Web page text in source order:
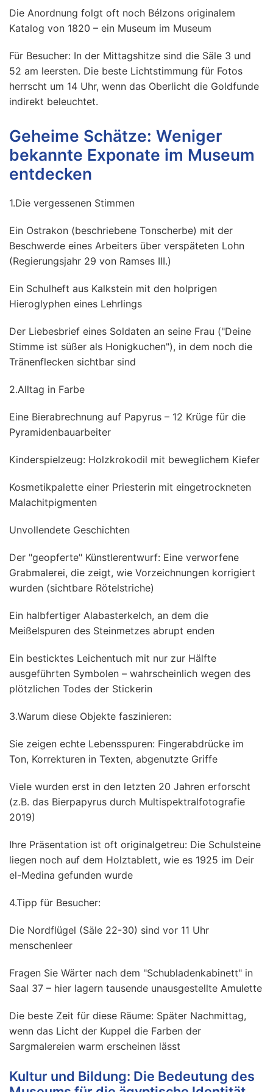
Die Anordnung folgt oft noch Bélzons originalem
Katalog von 1820 – ein Museum im Museum
Für Besucher: In der Mittagshitze sind die Säle 3 und
52 am leersten. Die beste Lichtstimmung für Fotos
herrscht um 14 Uhr, wenn das Oberlicht die Goldfunde
indirekt beleuchtet.
Geheime Schätze: Weniger
bekannte Exponate im Museum
entdecken
1.Die vergessenen Stimmen
Ein Ostrakon (beschriebene Tonscherbe) mit der
Beschwerde eines Arbeiters über verspäteten Lohn
(Regierungsjahr 29 von Ramses III.)
Ein Schulheft aus Kalkstein mit den holprigen
Hieroglyphen eines Lehrlings
Der Liebesbrief eines Soldaten an seine Frau ("Deine
Stimme ist süßer als Honigkuchen"), in dem noch die
Tränenflecken sichtbar sind
2.Alltag in Farbe
Eine Bierabrechnung auf Papyrus – 12 Krüge für die
Pyramidenbauarbeiter
Kinderspielzeug: Holzkrokodil mit beweglichem Kiefer
Kosmetikpalette einer Priesterin mit eingetrockneten
Malachitpigmenten
Unvollendete Geschichten
Der "geopferte" Künstlerentwurf: Eine verworfene
Grabmalerei, die zeigt, wie Vorzeichnungen korrigiert
wurden (sichtbare Rötelstriche)
Ein halbfertiger Alabasterkelch, an dem die
Meißelspuren des Steinmetzes abrupt enden
Ein besticktes Leichentuch mit nur zur Hälfte
ausgeführten Symbolen – wahrscheinlich wegen des
plötzlichen Todes der Stickerin
3.Warum diese Objekte faszinieren:
Sie zeigen echte Lebensspuren: Fingerabdrücke im
Ton, Korrekturen in Texten, abgenutzte Griffe
Viele wurden erst in den letzten 20 Jahren erforscht
(z.B. das Bierpapyrus durch Multispektralfotografie
2019)
Ihre Präsentation ist oft originalgetreu: Die Schulsteine
liegen noch auf dem Holztablett, wie es 1925 im Deir
el-Medina gefunden wurde
4.Tipp für Besucher:
Die Nordflügel (Säle 22-30) sind vor 11 Uhr
menschenleer
Fragen Sie Wärter nach dem "Schubladenkabinett" in
Saal 37 – hier lagern tausende unausgestellte Amulette
Die beste Zeit für diese Räume: Später Nachmittag,
wenn das Licht der Kuppel die Farben der
Sargmalereien warm erscheinen lässt
Kultur und Bildung: Die Bedeutung des